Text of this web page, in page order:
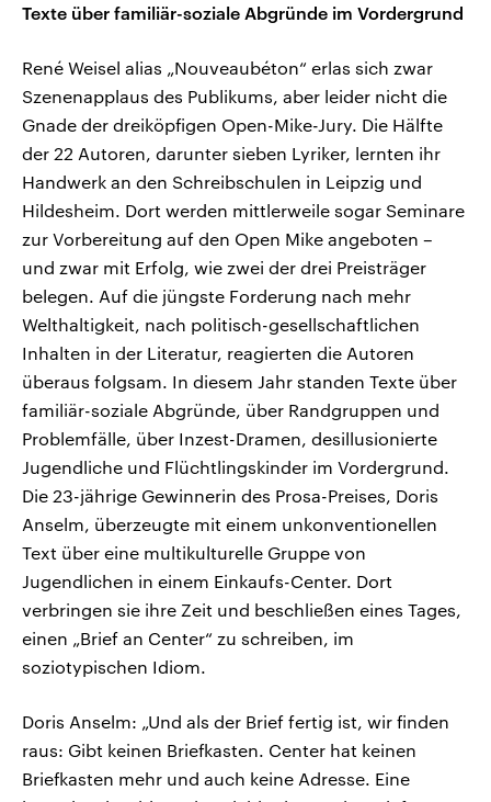
Texte über familiär-soziale Abgründe im Vordergrund
René Weisel alias „Nouveaubéton“ erlas sich zwar
Szenenapplaus des Publikums, aber leider nicht die
Gnade der dreiköpfigen Open-Mike-Jury. Die Hälfte
der 22 Autoren, darunter sieben Lyriker, lernten ihr
Handwerk an den Schreibschulen in Leipzig und
Hildesheim. Dort werden mittlerweile sogar Seminare
zur Vorbereitung auf den Open Mike angeboten –
und zwar mit Erfolg, wie zwei der drei Preisträger
belegen. Auf die jüngste Forderung nach mehr
Welthaltigkeit, nach politisch-gesellschaftlichen
Inhalten in der Literatur, reagierten die Autoren
überaus folgsam. In diesem Jahr standen Texte über
familiär-soziale Abgründe, über Randgruppen und
Problemfälle, über Inzest-Dramen, desillusionierte
Jugendliche und Flüchtlingskinder im Vordergrund.
Die 23-jährige Gewinnerin des Prosa-Preises, Doris
Anselm, überzeugte mit einem unkonventionellen
Text über eine multikulturelle Gruppe von
Jugendlichen in einem Einkaufs-Center. Dort
verbringen sie ihre Zeit und beschließen eines Tages,
einen „Brief an Center“ zu schreiben, im
soziotypischen Idiom.
Doris Anselm: „Und als der Brief fertig ist, wir finden
raus: Gibt keinen Briefkasten. Center hat keinen
Briefkasten mehr und auch keine Adresse. Eine